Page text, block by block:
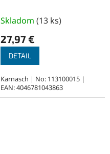
nepovlakované
Skladom (13 ks)
27,97 €
DETAIL
Karnasch | No: 113100015 |
EAN: 4046781043863